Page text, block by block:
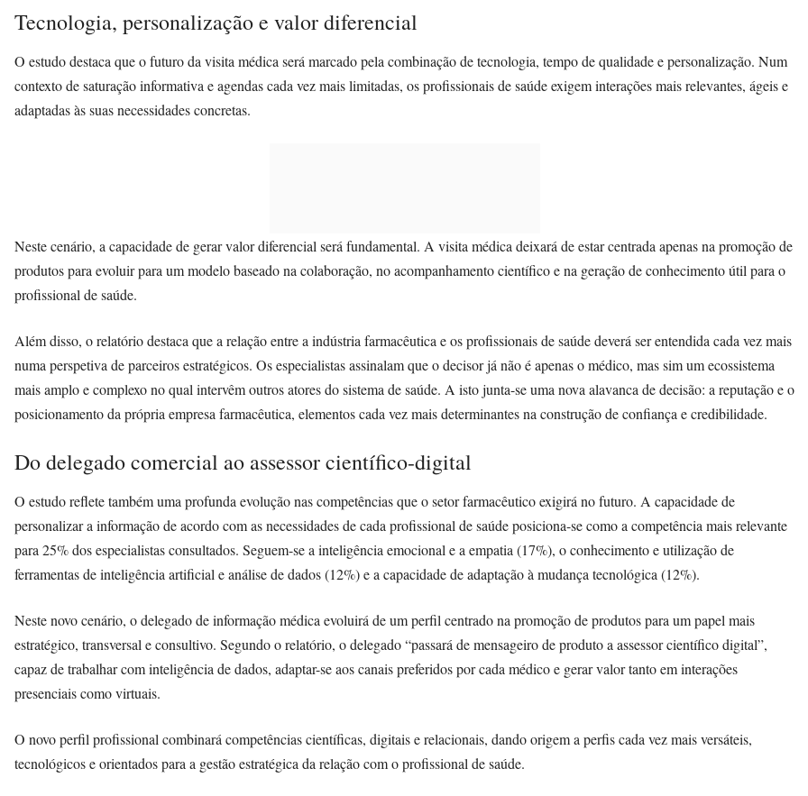
Tecnologia, personalização e valor diferencial
O estudo destaca que o futuro da visita médica será marcado pela combinação de tecnologia, tempo de qualidade e personalização. Num
contexto de saturação informativa e agendas cada vez mais limitadas, os profissionais de saúde exigem interações mais relevantes, ágeis e
adaptadas às suas necessidades concretas.
Neste cenário, a capacidade de gerar valor diferencial será fundamental. A visita médica deixará de estar centrada apenas na promoção de
produtos para evoluir para um modelo baseado na colaboração, no acompanhamento científico e na geração de conhecimento útil para o
profissional de saúde.
Além disso, o relatório destaca que a relação entre a indústria farmacêutica e os profissionais de saúde deverá ser entendida cada vez mais
numa perspetiva de parceiros estratégicos. Os especialistas assinalam que o decisor já não é apenas o médico, mas sim um ecossistema
mais amplo e complexo no qual intervêm outros atores do sistema de saúde. A isto junta-se uma nova alavanca de decisão: a reputação e o
posicionamento da própria empresa farmacêutica, elementos cada vez mais determinantes na construção de confiança e credibilidade.
Do delegado comercial ao assessor científico-digital
O estudo reflete também uma profunda evolução nas competências que o setor farmacêutico exigirá no futuro. A capacidade de
personalizar a informação de acordo com as necessidades de cada profissional de saúde posiciona-se como a competência mais relevante
para 25% dos especialistas consultados. Seguem-se a inteligência emocional e a empatia (17%), o conhecimento e utilização de
ferramentas de inteligência artificial e análise de dados (12%) e a capacidade de adaptação à mudança tecnológica (12%).
Neste novo cenário, o delegado de informação médica evoluirá de um perfil centrado na promoção de produtos para um papel mais
estratégico, transversal e consultivo. Segundo o relatório, o delegado “passará de mensageiro de produto a assessor científico digital”,
capaz de trabalhar com inteligência de dados, adaptar-se aos canais preferidos por cada médico e gerar valor tanto em interações
presenciais como virtuais.
O novo perfil profissional combinará competências científicas, digitais e relacionais, dando origem a perfis cada vez mais versáteis,
tecnológicos e orientados para a gestão estratégica da relação com o profissional de saúde.